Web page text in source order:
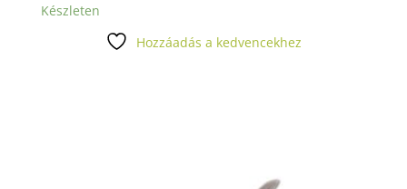
Készleten
Hozzáadás a kedvencekhez